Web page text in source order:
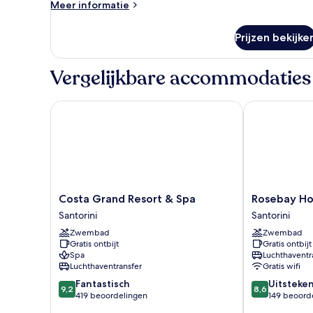
Meer informatie
Meer
Prijzen
Vergelijkbare accommodaties
Costa
Grand
Resort
&
Spa
Santorini
Costa Grand Resort & Spa
Santorini
Zwembad
Gratis ontbijt
Spa
Luchthaventransfer
9.2
van
9,2 Fantastisch
419 beoordelingen
Costa Grand Resort & Spa
Rosebay
Hotel
Santorini
Rosebay
Santorini
Zwembad
Gratis ontbijt
Gratis wifi
8.6
van
8,6
149
Rosebay Hotel